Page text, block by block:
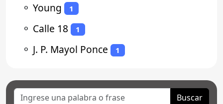
⚬ Young 1
⚬ Calle 18 1
⚬ J. P. Mayol Ponce 1
Buscar